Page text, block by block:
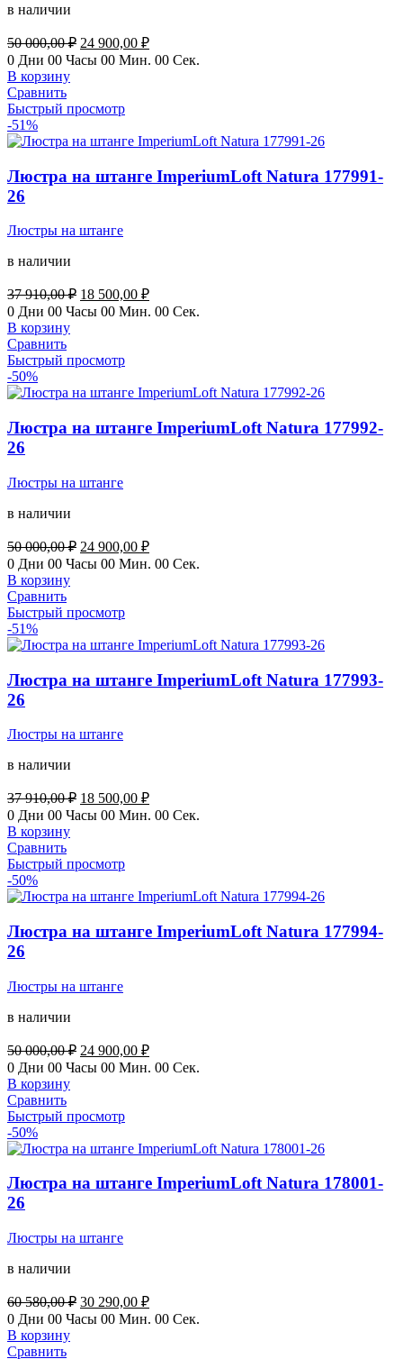
в наличии
50 000,00₽ Первоначальная
цена
000,00 ₽.
24 900,00 ₽Текущая
цена:
0 Дни 00 Часы 00 Мин. 00 Сек.
В корзину
Сравнить
Быстрый просмотр
-51%
Люстра на штанге ImperiumLoft Natura 177991-
26
Люстры на штанге
в наличии
37 910,00₽ Первоначальная
цена
910,00 ₽.
18 500,00 ₽Текущая
цена:
0 Дни 00 Часы 00 Мин. 00 Сек.
В корзину
Сравнить
Быстрый просмотр
-50%
Люстра на штанге ImperiumLoft Natura 177992-
26
Люстры на штанге
в наличии
50 000,00₽ Первоначальная
цена
000,00 ₽.
24 900,00 ₽Текущая
цена:
0 Дни 00 Часы 00 Мин. 00 Сек.
В корзину
Сравнить
Быстрый просмотр
-51%
Люстра на штанге ImperiumLoft Natura 177993-
26
Люстры на штанге
в наличии
37 910,00₽ Первоначальная
цена
910,00 ₽.
18 500,00 ₽Текущая
цена:
0 Дни 00 Часы 00 Мин. 00 Сек.
В корзину
Сравнить
Быстрый просмотр
-50%
Люстра на штанге ImperiumLoft Natura 177994-
26
Люстры на штанге
в наличии
50 000,00₽ Первоначальная
цена
000,00 ₽.
24 900,00 ₽Текущая
цена:
0 Дни 00 Часы 00 Мин. 00 Сек.
В корзину
Сравнить
Быстрый просмотр
-50%
Люстра на штанге ImperiumLoft Natura 178001-
26
Люстры на штанге
в наличии
60 580,00₽ Первоначальная
цена
30 290,00 ₽Текущая
цена:
0 Дни 00 Часы 00 Мин. 00 Сек.
В корзину
Сравнить